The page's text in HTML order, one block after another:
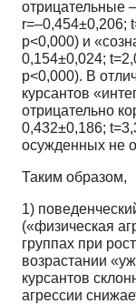
отрицательные
r=–0,454±0,206;
p<0,000) и
0,154±0,024;
p<0,000). В
курсантов
отрицательно
0,432±0,186;
осужденных не
Таким образом,
1)
(«физическая
группах при
возрастании
курсантов
агрессии